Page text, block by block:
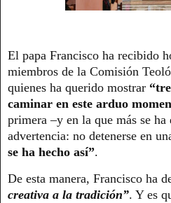
El papa Francisco ha recibido
miembros de la Comisión
quienes ha querido mostrar
caminar en este arduo
primera –y en la que más se
advertencia: no detenerse en
se ha hecho así”.
De esta manera, Francisco ha
creativa a la tradición”. Y es